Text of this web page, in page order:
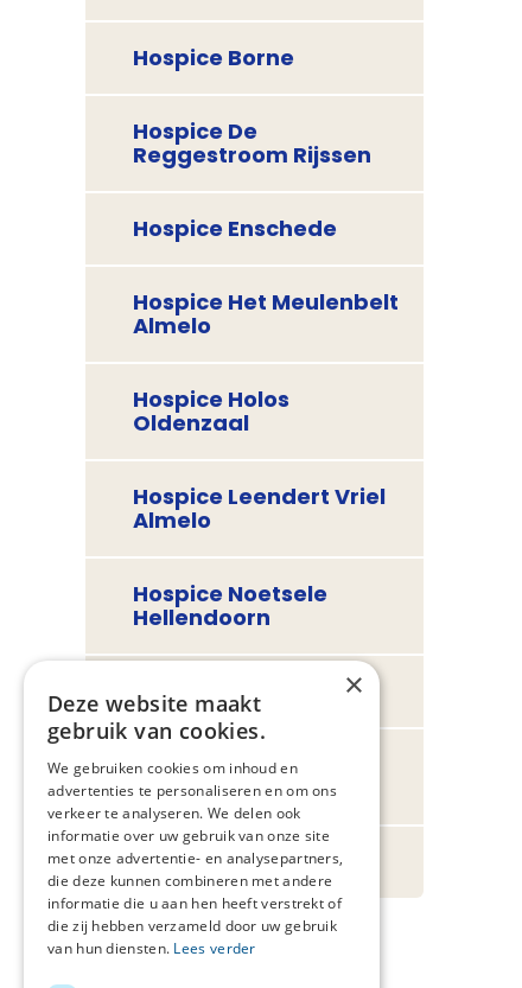
Hospice Borne
Hospice De
Reggestroom Rijssen
Hospice Enschede
Hospice Het Meulenbelt
Almelo
Hospice Holos
Oldenzaal
Hospice Leendert Vriel
Almelo
Hospice Noetsele
Hellendoorn
Hospice TMZ Hengelo
Leonardus Hospice
Hengelo
Vrije bedden
×
Deze website maakt
gebruik van cookies.
We gebruiken cookies om inhoud en
advertenties te personaliseren en om ons
verkeer te analyseren. We delen ook
informatie over uw gebruik van onze site
met onze advertentie- en analysepartners,
die deze kunnen combineren met andere
informatie die u aan hen heeft verstrekt of
die zij hebben verzameld door uw gebruik
van hun diensten. Lees verder